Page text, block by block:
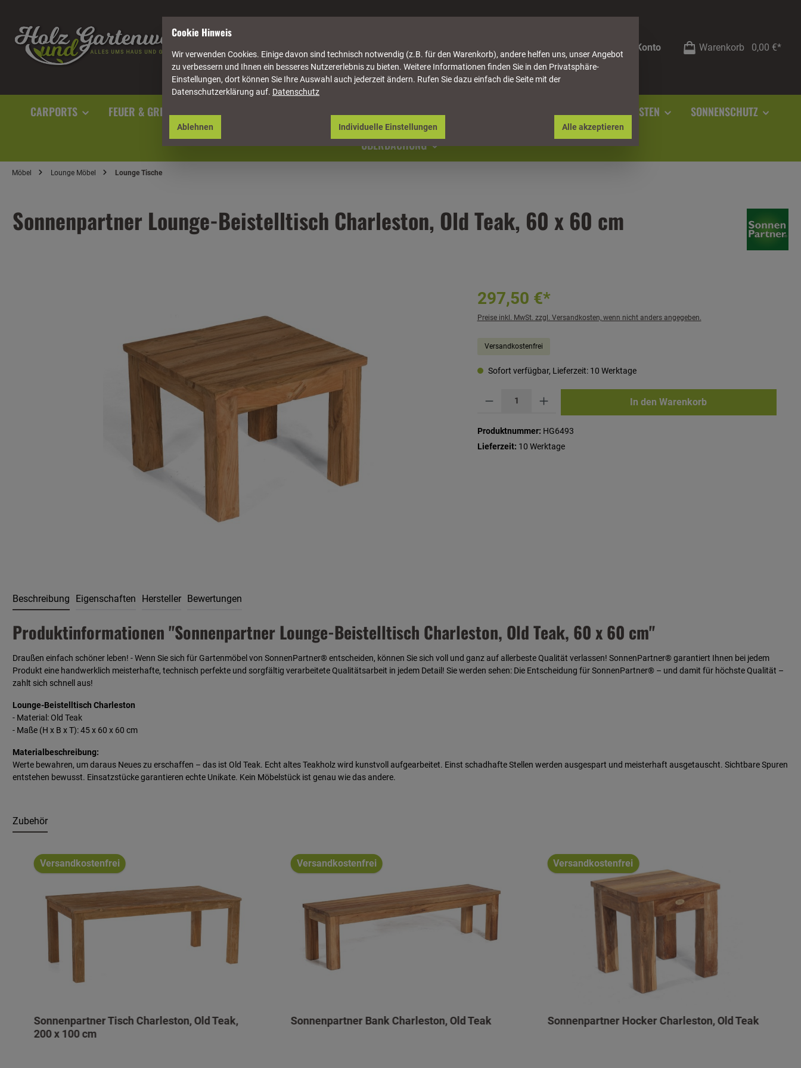
Mein Konto Warenkorb 0,00 €*
CARPORTS FEUER & GRILL GARTENAUSSTATTUNG HÄUSER & PAVILLONS NATURSTEIN SOCKELLEISTEN SONNENSCHUTZ
ÜBERDACHUNG
Möbel Lounge Möbel Lounge Tische
Sonnenpartner Lounge-Beistelltisch Charleston, Old Teak, 60 x 60 cm
297,50 €*
Preise inkl. MwSt. zzgl. Versandkosten, wenn nicht anders angegeben.
Versandkostenfrei
Sofort verfügbar, Lieferzeit: 10 Werktage
In den Warenkorb
Produktnummer: HG6493
Lieferzeit: 10 Werktage
Beschreibung Eigenschaften Hersteller Bewertungen
Produktinformationen "Sonnenpartner Lounge-Beistelltisch Charleston, Old Teak, 60 x 60 cm"
Draußen einfach schöner leben! - Wenn Sie sich für Gartenmöbel von SonnenPartner® entscheiden, können Sie sich voll und ganz auf allerbeste Qualität verlassen! SonnenPartner® garantiert Ihnen bei jedem
Produkt eine handwerklich meisterhafte, technisch perfekte und sorgfältig verarbeitete Qualitätsarbeit in jedem Detail! Sie werden sehen: Die Entscheidung für SonnenPartner® – und damit für höchste Qualität –
zahlt sich schnell aus!
Lounge-Beistelltisch Charleston
- Material: Old Teak
- Maße (H x B x T): 45 x 60 x 60 cm
Materialbeschreibung:
Werte bewahren, um daraus Neues zu erschaffen – das ist Old Teak. Echt altes Teakholz wird kunstvoll aufgearbeitet. Einst schadhafte Stellen werden ausgespart und meisterhaft ausgetauscht. Sichtbare Spuren
entstehen bewusst. Einsatzstücke garantieren echte Unikate. Kein Möbelstück ist genau wie das andere.
Zubehör
Versandkostenfrei
Sonnenpartner Tisch Charleston, Old Teak,
200 x 100 cm
Versandkostenfrei
Sonnenpartner Bank Charleston, Old Teak
Versandkostenfrei
Sonnenpartner Hocker Charleston, Old Teak
Cookie Hinweis
Wir verwenden Cookies. Einige davon sind technisch notwendig (z.B. für den Warenkorb), andere helfen uns, unser Angebot
zu verbessern und Ihnen ein besseres Nutzererlebnis zu bieten. Weitere Informationen finden Sie in den Privatsphäre-
Einstellungen, dort können Sie Ihre Auswahl auch jederzeit ändern. Rufen Sie dazu einfach die Seite mit der
Datenschutzerklärung auf. Datenschutz
Individuelle Einstellungen
Ablehnen Alle akzeptieren